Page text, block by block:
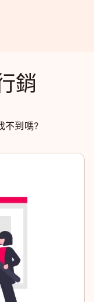
銷
不到嗎?